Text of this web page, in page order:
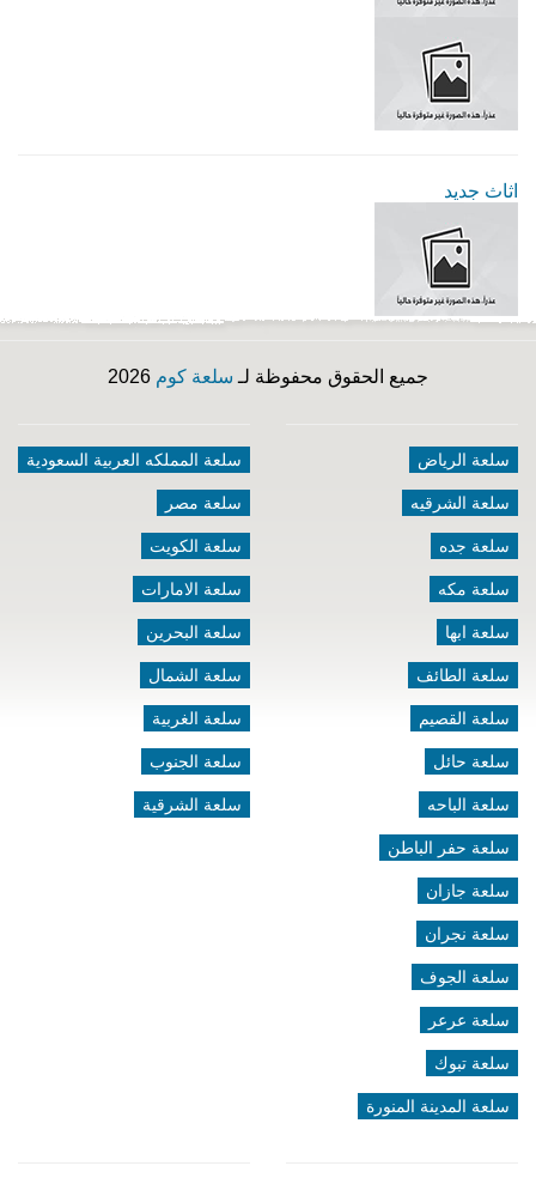
اثاث جديد
جميع الحقوق محفوظة لـ سلعة كوم
سلعة الرياض
سلعة الشرقيه
سلعة جده
سلعة مكه
سلعة ابها
سلعة الطائف
سلعة القصيم
سلعة حائل
سلعة الباحه
سلعة حفر الباطن
سلعة جازان
سلعة نجران
سلعة الجوف
سلعة عرعر
سلعة تبوك
سلعة المدينة المنورة
سلعة المملكه العربية السعودية
سلعة مصر
سلعة الكويت
سلعة الامارات
سلعة البحرين
سلعة الشمال
سلعة الغربية
سلعة الجنوب
سلعة الشرقية